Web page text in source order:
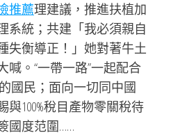
推薦理建議，推進扶植加
系統；共建「我必須親自
失衡導正！」她對著牛土
喊。“一帶一路”一起配合
國民；面向一切同中國
100%稅目產物零關稅待
國度范圍……